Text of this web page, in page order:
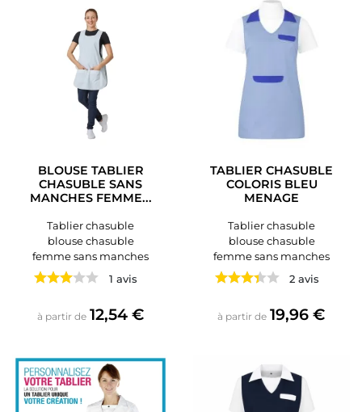
BLOUSE TABLIER
CHASUBLE SANS
MANCHES FEMME...
Tablier chasuble
blouse chasuble
femme sans manches
1 avis
à partir de Prix
12,54 €
TABLIER CHASUBLE
COLORIS BLEU
MENAGE
Tablier chasuble
blouse chasuble
femme sans manches
2 avis
à partir de Prix
19,96 €